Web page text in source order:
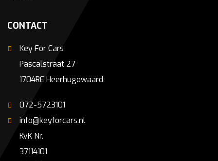
CONTACT
Key For Cars
Pascalstraat 27
1704RE Heerhugowaard
072-5723101
info@keyforcars.nl
KvK Nr.
37114101